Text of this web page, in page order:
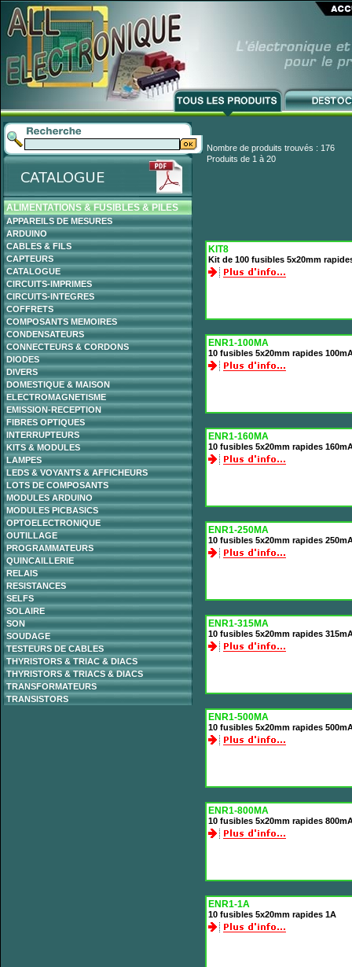
ALIMENTATIONS & FUSIBLES & PILES
APPAREILS DE MESURES
ARDUINO
CABLES & FILS
CAPTEURS
CATALOGUE
CIRCUITS-IMPRIMES
CIRCUITS-INTEGRES
COFFRETS
COMPOSANTS MEMOIRES
CONDENSATEURS
CONNECTEURS & CORDONS
DIODES
DIVERS
DOMESTIQUE & MAISON
ELECTROMAGNETISME
EMISSION-RECEPTION
FIBRES OPTIQUES
INTERRUPTEURS
KITS & MODULES
LAMPES
LEDS & VOYANTS & AFFICHEURS
LOTS DE COMPOSANTS
MODULES ARDUINO
MODULES PICBASICS
OPTOELECTRONIQUE
OUTILLAGE
PROGRAMMATEURS
QUINCAILLERIE
RELAIS
RESISTANCES
SELFS
SOLAIRE
SON
SOUDAGE
TESTEURS DE CABLES
THYRISTORS & TRIAC & DIACS
THYRISTORS & TRIACS & DIACS
TRANSFORMATEURS
TRANSISTORS
Nombre de produits trouvés : 176
Produits de 1 à 20
KIT8
Kit de 100 fusibles 5x20mm
ENR1-100MA
10 fusibles 5x20mm rapides
ENR1-160MA
10 fusibles 5x20mm rapides
ENR1-250MA
10 fusibles 5x20mm rapides
ENR1-315MA
10 fusibles 5x20mm rapides
ENR1-500MA
10 fusibles 5x20mm rapides
ENR1-800MA
10 fusibles 5x20mm rapides
ENR1-1A
10 fusibles 5x20mm rapides 1A